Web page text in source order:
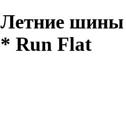
Летние шины
* Run Flat